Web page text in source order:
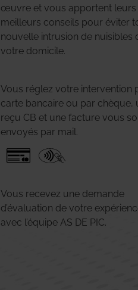
œuvre et vous apportent leurs
meilleurs conseils pour éviter
nouvelle intrusion de nuisibles
votre domicile.
Vous réglez votre intervention
carte bancaire ou par chèque,
reçu CB et une facture vous
envoyés par mail.
Vous recevez une demande
d’évaluation de votre
avec l’équipe AS DE PIC.